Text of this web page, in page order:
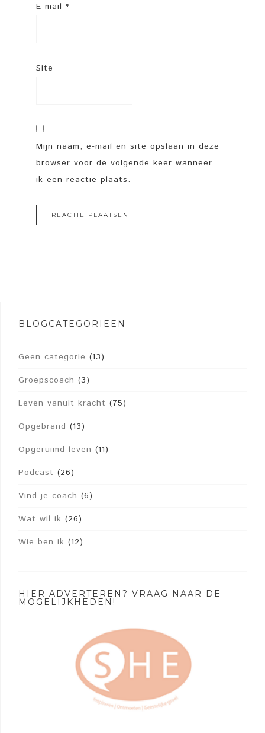
E-mail *
Site
Mijn naam, e-mail en site opslaan in deze
browser voor de volgende keer wanneer
ik een reactie plaats.
BLOGCATEGORIEËN
Geen categorie (13)
Groepscoach (3)
Leven vanuit kracht (75)
Opgebrand (13)
Opgeruimd leven (11)
Podcast (26)
Vind je coach (6)
Wat wil ik (26)
Wie ben ik (12)
HIER ADVERTEREN? VRAAG NAAR DE
MOGELIJKHEDEN!